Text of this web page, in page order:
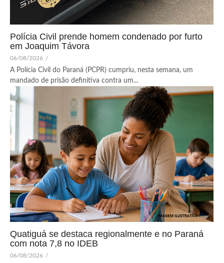
Polícia Civil prende homem condenado por furto
em Joaquim Távora
06/08/2026 /
A Polícia Civil do Paraná (PCPR) cumpriu, nesta semana, um
mandado de prisão definitiva contra um...
Quatiguá se destaca regionalmente e no Paraná
com nota 7,8 no IDEB
06/08/2026 /